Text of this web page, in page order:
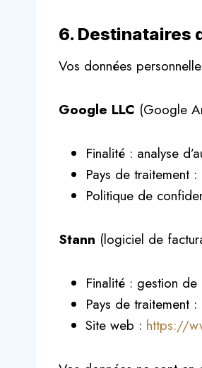
6. Destinataires
Vos données
Google LLC (Google
Finalité : analyse
Pays de traitement
Politique de
Stann (logiciel de
Finalité : gestion
Pays de traitement :
Site web : https://